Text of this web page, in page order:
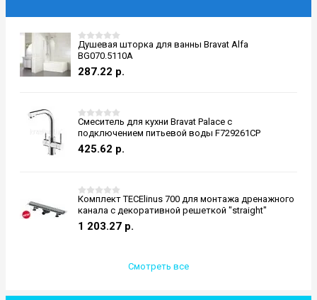
Душевая шторка для ванны Bravat Alfa
BG070.5110A
287.22 р.
Смеситель для кухни Bravat Palace с
подключением питьевой воды F729261CP
425.62 р.
Комплект TECElinus 700 для монтажа дренажного
канала с декоративной решеткой "straight"
1 203.27 р.
Смотреть все